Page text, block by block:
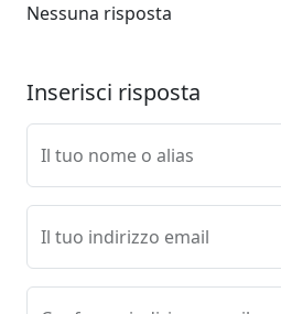
Nessuna risposta
Inserisci risposta
Il tuo nome o alias
Il tuo indirizzo email